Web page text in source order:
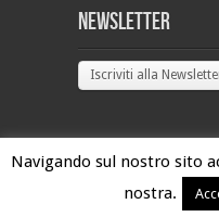
Newsletter
Iscriviti alla
Confassociazioni
Navigando sul nostro sito
nostra.